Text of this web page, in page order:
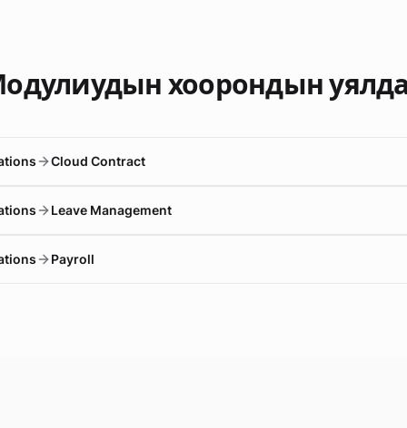
хоорондын
Cloud Contract
Leave Management
Payroll